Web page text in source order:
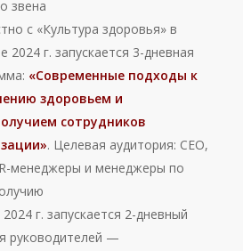
звена
с «Культура здоровья» в
2024 г. запускается 3-дневная
«Современные подходы к
здоровьем и
сотрудников
. Целевая аудитория: CEO,
менеджеры и менеджеры по
г. запускается 2-дневный
руководителей —